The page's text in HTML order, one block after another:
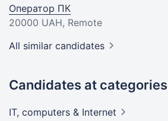
Оператор ПК
20000 UAH, Remote
All similar candidates
Candidates at categories
IT, computers & Internet